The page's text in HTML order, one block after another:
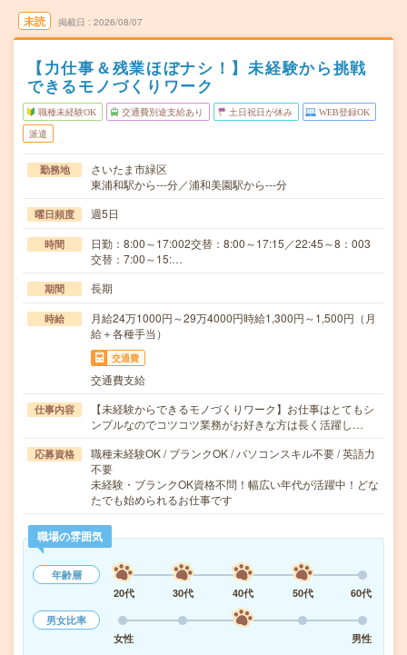
未読 掲載日 2026/08/07
【力仕事＆残業ほぼナシ！】未経験から挑戦
できるモノづくりワーク
職種未経験OK 交通費別途支給あり 土日祝日が休み WEB登録OK
派遣
勤務地
さいたま市緑区
東浦和駅から---分／浦和美園駅から---分
曜日頻度 週5日
時間
日勤：8:00～17:002交替：8:00～17:15／22:45～8：003
交替：7:00～15:…
期間 長期
時給
月給24万1000円～29万4000円時給1,300円～1,500円（月
給＋各種手当）
交通費
交通費支給
仕事内容
【未経験からできるモノづくりワーク】お仕事はとてもシ
ンプルなのでコツコツ業務がお好きな方は長く活躍し…
応募資格
職種未経験OK / ブランクOK / パソコンスキル不要 / 英語力
不要
未経験・ブランクOK資格不問！幅広い年代が活躍中！どな
たでも始められるお仕事です
職場の雰囲気
年齢層
20代
30代 40代 50代
60代
男女比率
女性
男性